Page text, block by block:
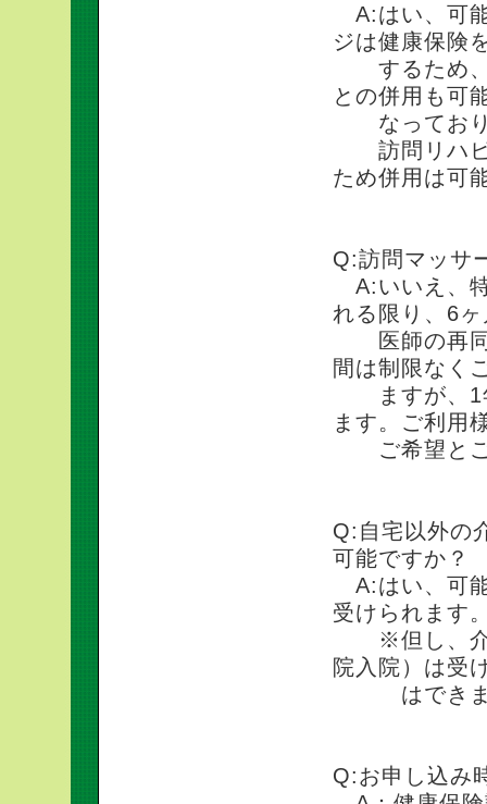
A:はい、可
ジは健康保険
するため、
との併用も可
なっており
訪問リハビ
ため併用は可
Q:訪問マッサ
A:いいえ、
れる限り、6
医師の再同
間は制限なく
ますが、1年
ます。ご利用
ご希望とご
Q:自宅以外の
可能ですか？
A:はい、可
受けられます
※但し、介
院入院）は受
はできま
Q:お申し込み